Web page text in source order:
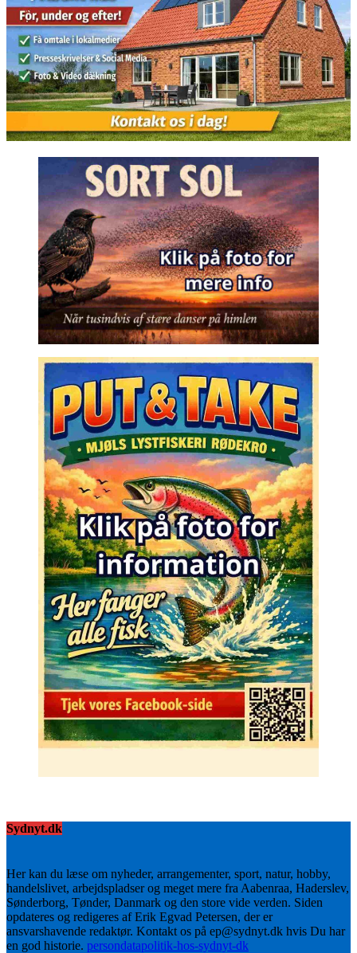
Sydnyt.dk
Her kan du læse om nyheder, arrangementer, sport, natur, hobby,
handelslivet, arbejdspladser og meget mere fra Aabenraa, Haderslev,
Sønderborg, Tønder, Danmark og den store vide verden. Siden
opdateres og redigeres af Erik Egvad Petersen, der er
ansvarshavende redaktør. Kontakt os på ep@sydnyt.dk hvis Du har
en god historie. persondatapolitik-hos-sydnyt-dk